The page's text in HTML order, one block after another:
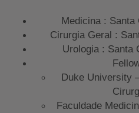
Medicina : Santa
Cirurgia Geral :
Urologia : Santa
Duke University
Faculdade